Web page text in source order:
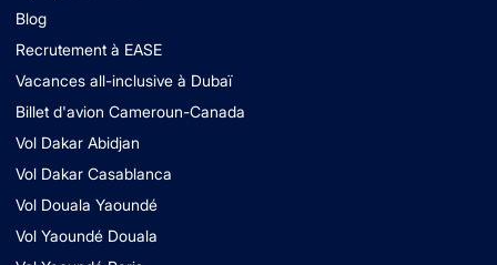
Blog
Recrutement à EASE
Vacances all-inclusive à Dubaï
Billet d'avion Cameroun-Canada
Vol Dakar Abidjan
Vol Dakar Casablanca
Vol Douala Yaoundé
Vol Yaoundé Douala